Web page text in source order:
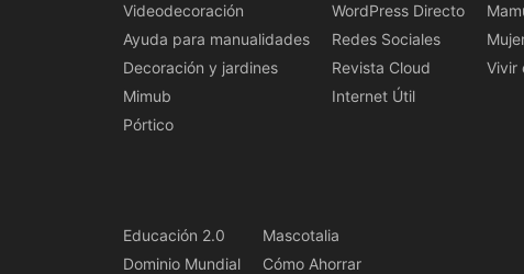
Videodecoración
Ayuda para manualidades
Decoración y jardines
Mimub
Pórtico
WordPress Directo
Redes Sociales
Revista Cloud
Internet Útil
Vivir
Educación 2.0
Dominio Mundial
Mascotalia
Cómo Ahorrar